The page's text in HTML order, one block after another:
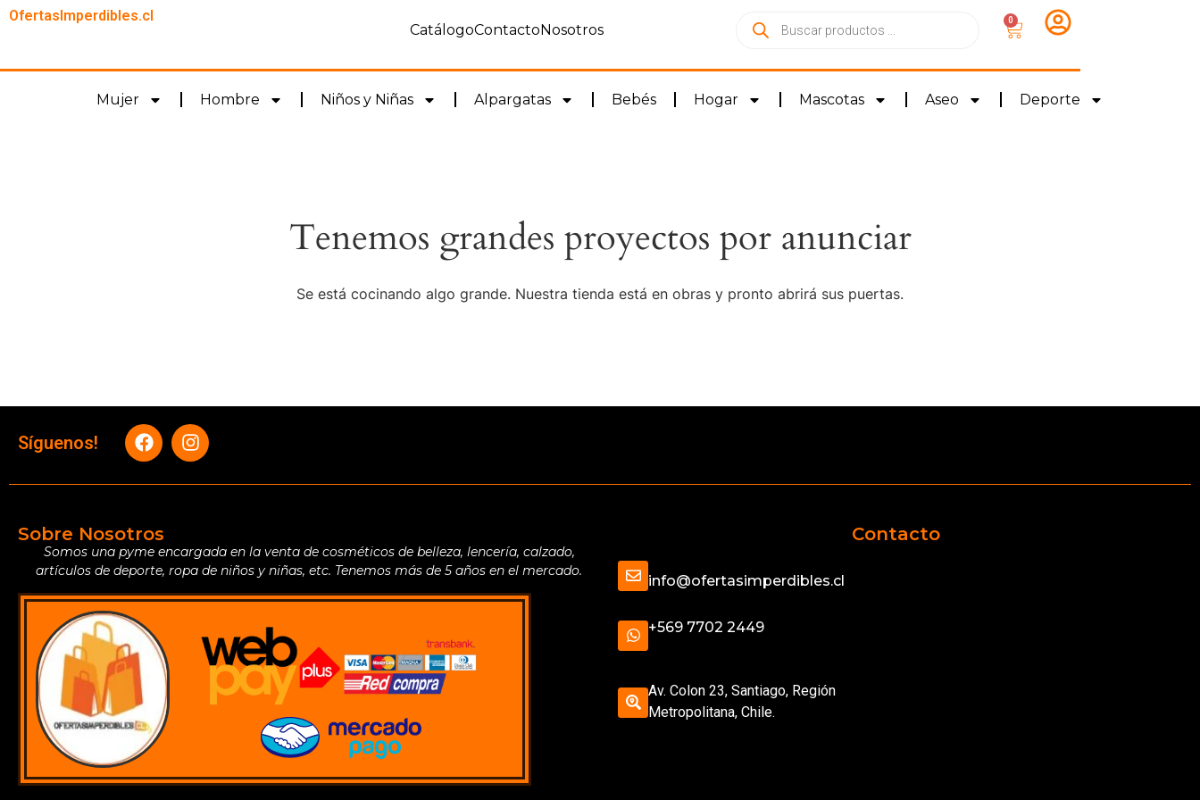
OfertasImperdibles.cl
CatálogoContactoNosotros
0
Mujer Hombre Niños y Niñas Alpargatas Bebés Hogar Mascotas Aseo Deporte
Tenemos grandes proyectos por anunciar
Se está cocinando algo grande. Nuestra tienda está en obras y pronto abrirá sus puertas.
Síguenos!
Sobre Nosotros
Somos una pyme encargada en la venta de cosméticos de belleza, lencería, calzado,
artículos de deporte, ropa de niños y niñas, etc. Tenemos más de 5 años en el mercado.
Contacto
info@ofertasimperdibles.cl
+569 7702 2449
Av. Colon 23, Santiago, Región
Metropolitana, Chile.